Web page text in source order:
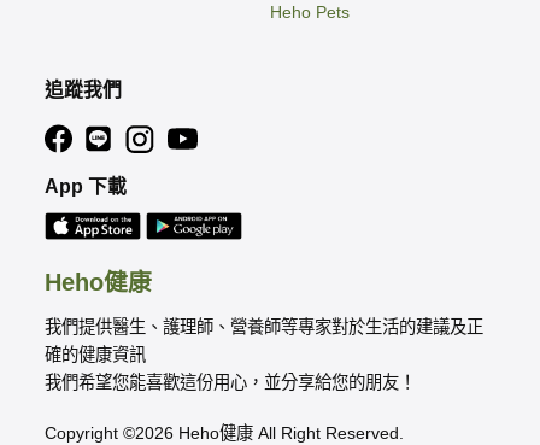
Heho健康
我們提供醫生、護理師、營養師等專家對於生活的建議及正
確的健康資訊
我們希望您能喜歡這份用心，並分享給您的朋友！
Copyright ©2026 Heho健康 All Right Reserved.
Heho Pets
追蹤我們
App 下載